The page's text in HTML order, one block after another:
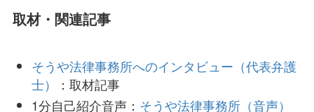
取材・関連記事
そうや法律事務所へのインタビュー（代表弁護
士）
：取材記事
1分自己紹介音声： そうや法律事務所（音声）